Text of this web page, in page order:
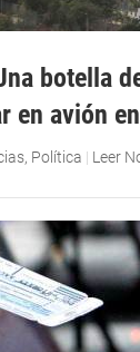
botella
en avión
, Política | Leer